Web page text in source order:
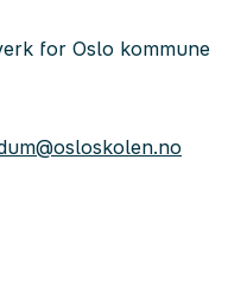
for Oslo kommune